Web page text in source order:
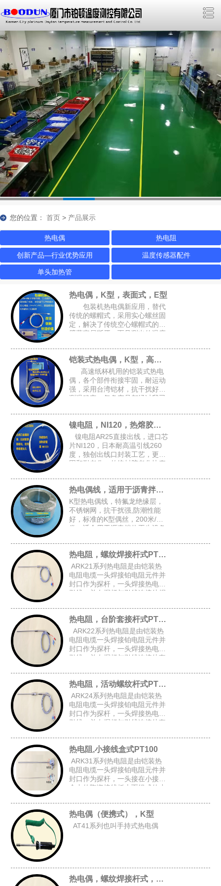
您的位置： 首页 > 产品展示
热电偶 热电阻
创新产品—行业优势应用 温度传感器配件
单头加热管
热电偶，K型，表面式，E型
包装机热电偶新应用，替代
传统的螺帽式，采用实心螺丝固
定，解决了传统空心螺帽式的牙
壁薄容易断牙，而且测出的温度
的锁孔，安装空间要求小，适合
包装设备的加热磨具，热封刀铠装式热电偶，K型，高速纸杯机K型偶
高速纸杯机用的铠装式热电
偶，各个部件衔接牢固，耐运动
强，采用台湾铠材，抗干扰好，
测温稳定，每条产品都经过我司
检测，确保每条产品都是完好的
才能出厂
镍电阻，NI120，热熔胶机胶管感温头
镍电阻AR25直接出线，进口芯
片NI120，日本耐高温引线260
度，独创出线口封装工艺，更牢
固和耐老化，传统封胶老化快寿
5*30，4*30
热电偶线，适用于沥青拌热再生设备
K型热电偶线，特氟龙绝缘层，
不锈钢网，抗干扰强,防潮性能
好，标准的K型偶丝，200米/
卷，适合用于沥青拌热再生设备
合
热电阻，螺纹焊接杆式PT100
ARK21系列热电阻是由铠装热
电阻电缆一头焊接铂电阻元件并
封口作为探杆，一头焊接热电阻
引线，并在探杆与引线连接处焊
纹焊接杆式铠装热电阻。
热电阻，台阶套接杆式PT100
ARK22系列热电阻是由铠装热
电阻电缆一头焊接铂电阻元件并
封口作为探杆，一头焊接热电阻
引线，并在探杆与引线连接处套
阶套接杆式铠装热电阻。
热电阻，活动螺纹杆式PT100
ARK24系列热电阻是由铠装热
电阻电缆一头焊接铂电阻元件并
封口作为探杆，一头焊接热电阻
引线，并在探杆与引线连接处套
上活动螺纹而组成的活动螺纹杆
式铠装热电阻。
热电阻,小接线盒式PT100
ARK31系列热电阻是由铠装热
电阻电缆一头焊接铂电阻元件并
封口作为探杆，一头接在小接线
盒内的陶瓷接线板上而组成的小
热电偶（便携式），K型
AT41系列也叫手持式热电偶
热电偶，螺纹焊接杆式，K型